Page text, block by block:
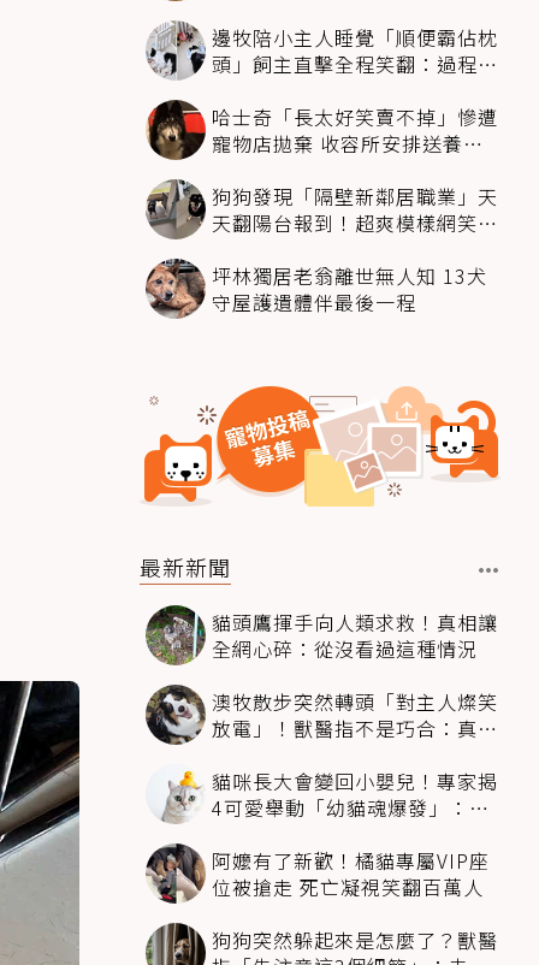
邊牧陪小主人睡覺「順便霸佔枕
頭」飼主直擊全程笑翻：過程絲
哈士奇「長太好笑賣不掉」慘遭
寵物店拋棄 收容所安排送養活
狗狗發現「隔壁新鄰居職業」天
天翻陽台報到！超爽模樣網笑
坪林獨居老翁離世無人知 13犬
守屋護遺體伴最後一程
最新新聞
貓頭鷹揮手向人類求救！真相讓
全網心碎：從沒看過這種情況
澳牧散步突然轉頭「對主人燦笑
放電」！獸醫指不是巧合：真相
貓咪長大會變回小嬰兒！專家揭
4可愛舉動「幼貓魂爆發」：本
阿嬤有了新歡！橘貓專屬VIP座
位被搶走 死亡凝視笑翻百萬人
狗狗突然躲起來是怎麼了？獸醫